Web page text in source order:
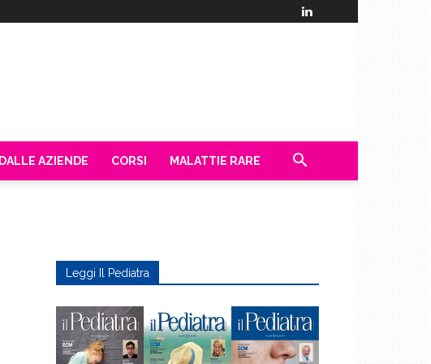
DALLE AZIENDE CORSI MALATTIE RARE
Leggi Il Pediatra